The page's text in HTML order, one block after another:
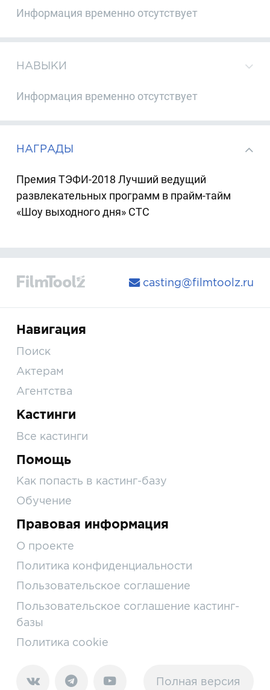
Информация временно отсутствует
НАВЫКИ
Информация временно отсутствует
НАГРАДЫ
Премия ТЭФИ-2018 Лучший ведущий
развлекательных программ в прайм-тайм
«Шоу выходного дня» СТС
casting@filmtoolz.ru
Навигация
Поиск
Актерам
Агентства
Кастинги
Все кастинги
Помощь
Как попасть в кастинг-базу
Обучение
Правовая информация
О проекте
Политика конфиденциальности
Пользовательское соглашение
Пользовательское соглашение кастинг-
базы
Политика cookie
Полная версия